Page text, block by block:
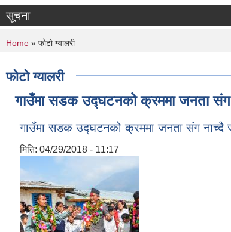
सूचना
You are here
Home » फोटो ग्यालरी
फोटो ग्यालरी
गाउँमा सडक उद्घटनको क्रममा जनता संग
गाउँमा सडक उद्घटनको क्रममा जनता संग नाच्दै
मिति: 04/29/2018 - 11:17